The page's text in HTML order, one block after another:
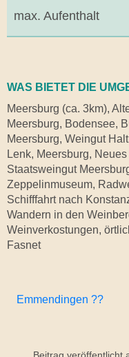
max. Aufenthalt
WAS BIETET DIE
Meersburg (ca. 3km),
Meersburg, Bodensee,
Meersburg, Weingut
Lenk, Meersburg,
Staatsweingut
Zeppelinmuseum,
Schifffahrt nach
Wandern in den
Weinverkostungen,
Fasnet
Emmendingen ??